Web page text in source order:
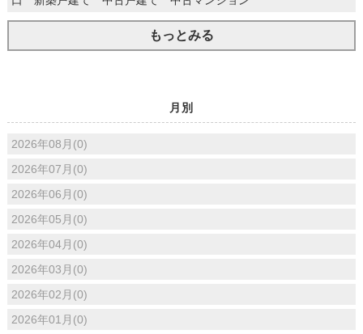
もっとみる
月別
2026年08月(0)
2026年07月(0)
2026年06月(0)
2026年05月(0)
2026年04月(0)
2026年03月(0)
2026年02月(0)
2026年01月(0)